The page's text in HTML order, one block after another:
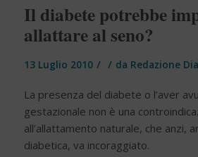
Il diabete potrebbe
allattare al seno?
13 Luglio 2010 / / da Redazione
La presenza del diabete o l’aver
gestazionale non è una
all’allattamento naturale, che anzi,
diabetica, va incoraggiato.